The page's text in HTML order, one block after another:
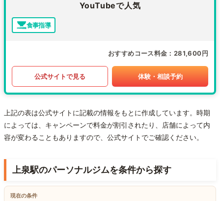
YouTubeで人気
食事指導
おすすめコース料金 281,600円
公式サイトで見る 体験・相談予約
上記の表は公式サイトに記載の情報をもとに作成しています。時期
によっては、キャンペーンで料金が割引されたり、店舗によって内
容が変わることもありますので、公式サイトでご確認ください。
上泉駅のパーソナルジムを条件から探す
現在の条件